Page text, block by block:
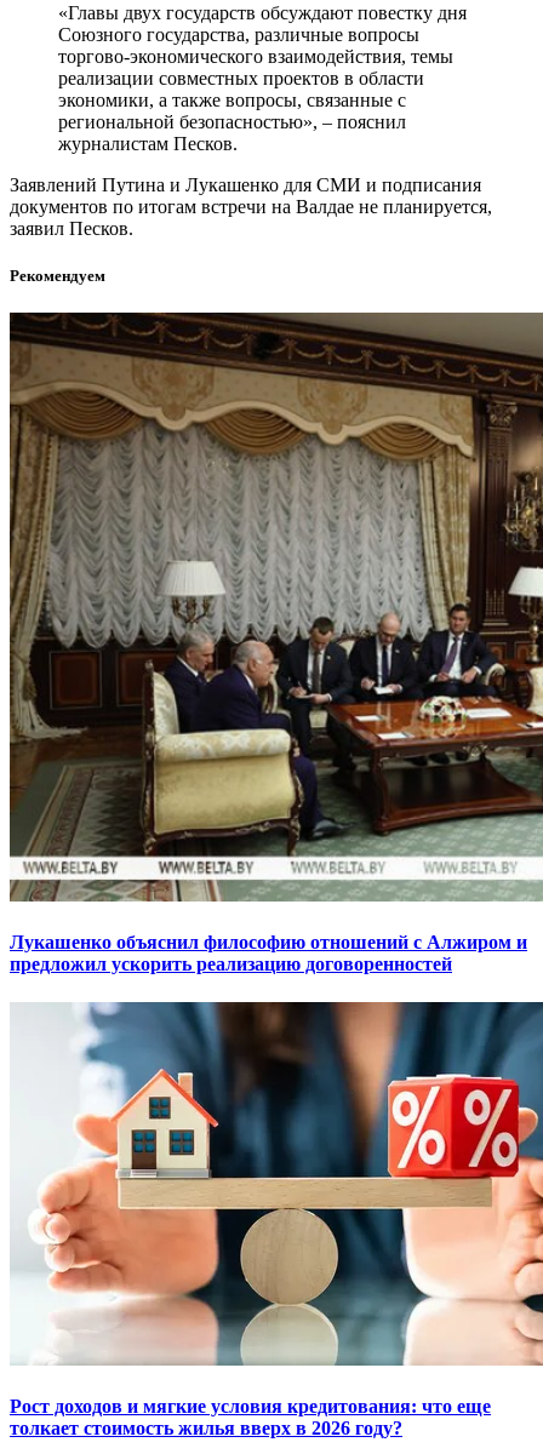
«Главы двух государств обсуждают повестку дня
Союзного государства, различные вопросы
торгово-экономического взаимодействия, темы
реализации совместных проектов в области
экономики, а также вопросы, связанные с
региональной безопасностью», – пояснил
журналистам Песков.
Заявлений Путина и Лукашенко для СМИ и подписания
документов по итогам встречи на Валдае не планируется,
заявил Песков.
Рекомендуем
Лукашенко объяснил философию отношений с Алжиром и
предложил ускорить реализацию договоренностей
Рост доходов и мягкие условия кредитования: что еще
толкает стоимость жилья вверх в 2026 году?